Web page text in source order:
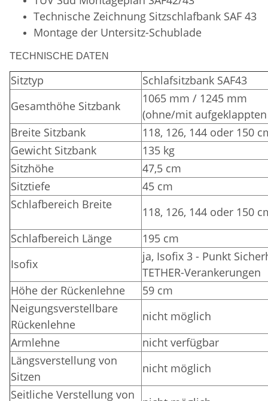
Technische Zeichnung Sitzschlafbank SAF 43
Montage der Untersitz-Schublade
TECHNISCHE DATEN
Sitztyp
Schlafsitzbank SAF43
Gesamthöhe Sitzbank
1065 mm / 1245 mm
(ohne/mit
Breite Sitzbank
118, 126, 144 oder 150
Gewicht Sitzbank
135 kg
Sitzhöhe
47,5 cm
Sitztiefe
45 cm
Schlafbereich Breite
118, 126, 144 oder 150
Schlafbereich Länge
195 cm
Isofix
ja, Isofix 3 - Punkt
TETHER-Verankerungen
Höhe der Rückenlehne
59 cm
Neigungsverstellbare
Rückenlehne
nicht möglich
Armlehne
nicht verfügbar
Längsverstellung von
Sitzen
nicht möglich
Seitliche Verstellung von